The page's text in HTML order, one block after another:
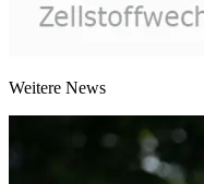
Weitere News